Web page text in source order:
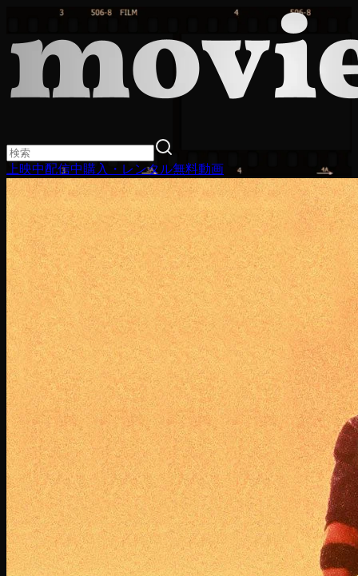
上映中配信中購入・レンタル無料動画